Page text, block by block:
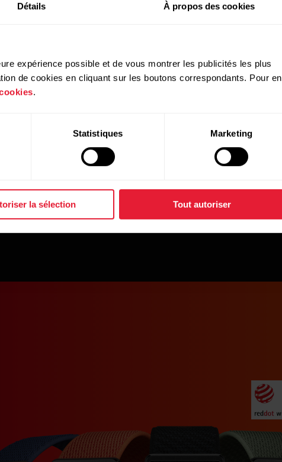
Détails À propos des cookies
expérience possible et de vous montrer les publicités les plus
de cookies en cliquant sur les boutons correspondants. Pour en
.
Statistiques Marketing
la sélection Tout autoriser